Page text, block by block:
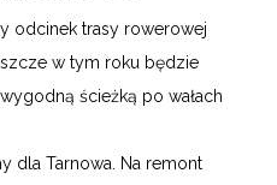
odcinek trasy rowerowej
w tym roku będzie
ścieżką po wałach
dla Tarnowa. Na remont